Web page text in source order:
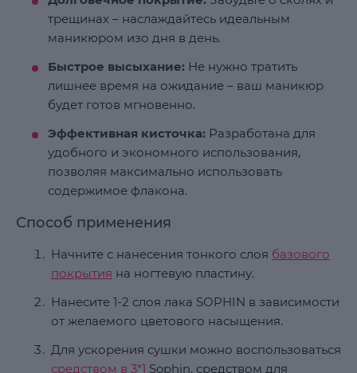
трещинах – наслаждайтесь идеальным
маникюром изо дня в день.
Быстрое высыхание: Не нужно тратить
лишнее время на ожидание – ваш маникюр
будет готов мгновенно.
Эффективная кисточка: Разработана для
удобного и экономного использования,
позволяя максимально использовать
содержимое флакона.
Способ применения
Начните с нанесения тонкого слоя базового
покрытия на ногтевую пластину.
Нанесите 1-2 слоя лака SOPHIN в зависимости
от желаемого цветового насыщения.
Для ускорения сушки можно воспользоваться
средством в 3*1 Sophin, средством для